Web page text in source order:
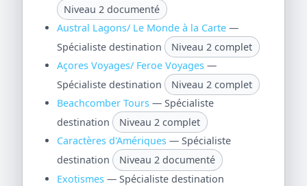
Niveau 2 documenté
Austral Lagons/ Le Monde à la Carte—
Spécialiste destination
Niveau 2 complet
Açores Voyages/ Feroe Voyages—
Spécialiste destination
Niveau 2 complet
Beachcomber Tours— Spécialiste
destination
Niveau 2 complet
Caractères d'Amériques— Spécialiste
destination
Niveau 2 documenté
Exotismes— Spécialiste destination